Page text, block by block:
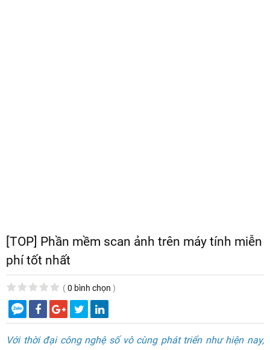
[TOP] Phần mềm scan ảnh trên máy tính miễn
phí tốt nhất
(0 bình chọn )
Với thời đại công nghệ số vô cùng phát triển như hiện nay,